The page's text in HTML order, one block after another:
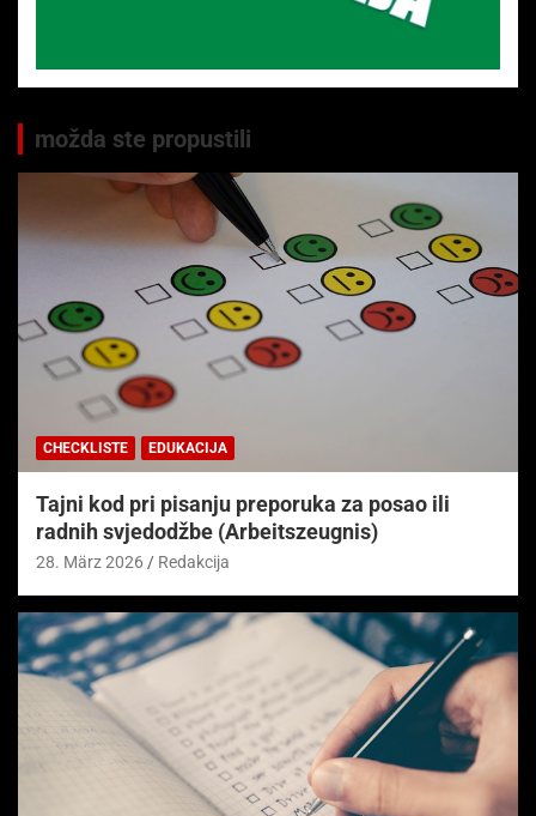
možda ste propustili
CHECKLISTE EDUKACIJA
Tajni kod pri pisanju preporuka za posao ili
radnih svjedodžbe (Arbeitszeugnis)
28. März 2026 Redakcija